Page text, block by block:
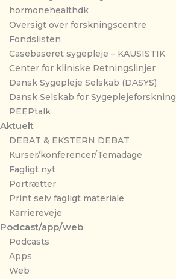
hormonehealthdk
Oversigt over forskningscentre
Fondslisten
Casebaseret sygepleje – KAUSISTIK
Center for kliniske Retningslinjer
Dansk Sygepleje Selskab (DASYS)
Dansk Selskab for Sygeplejeforskning
PEEPtalk
Aktuelt
DEBAT & EKSTERN DEBAT
Kurser/konferencer/Temadage
Fagligt nyt
Portrætter
Print selv fagligt materiale
Karriereveje
Podcast/app/web
Podcasts
Apps
Web